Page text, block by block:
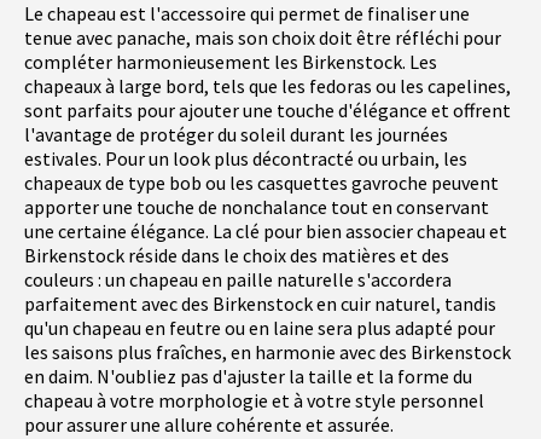
Le chapeau est l'accessoire qui permet de finaliser une
tenue avec panache, mais son choix doit être réfléchi pour
compléter harmonieusement les Birkenstock. Les
chapeaux à large bord, tels que les fedoras ou les capelines,
sont parfaits pour ajouter une touche d'élégance et offrent
l'avantage de protéger du soleil durant les journées
estivales. Pour un look plus décontracté ou urbain, les
chapeaux de type bob ou les casquettes gavroche peuvent
apporter une touche de nonchalance tout en conservant
une certaine élégance. La clé pour bien associer chapeau et
Birkenstock réside dans le choix des matières et des
couleurs : un chapeau en paille naturelle s'accordera
parfaitement avec des Birkenstock en cuir naturel, tandis
qu'un chapeau en feutre ou en laine sera plus adapté pour
les saisons plus fraîches, en harmonie avec des Birkenstock
en daim. N'oubliez pas d'ajuster la taille et la forme du
chapeau à votre morphologie et à votre style personnel
pour assurer une allure cohérente et assurée.